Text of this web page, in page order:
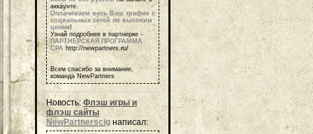
аккаунте.
Оплачиваем весь Ваш трафик с
социальных сетей по высоким
ценам!
Узнай подробнее в партнерке -
ПАРТНЕРСКАЯ ПРОГРАММА
СРА http://newpartners.ru/
Всем спасибо за внимание,
команда NewPartners
Новость: Флэш игры и
флэш сайты
NewPartnerscig написал: